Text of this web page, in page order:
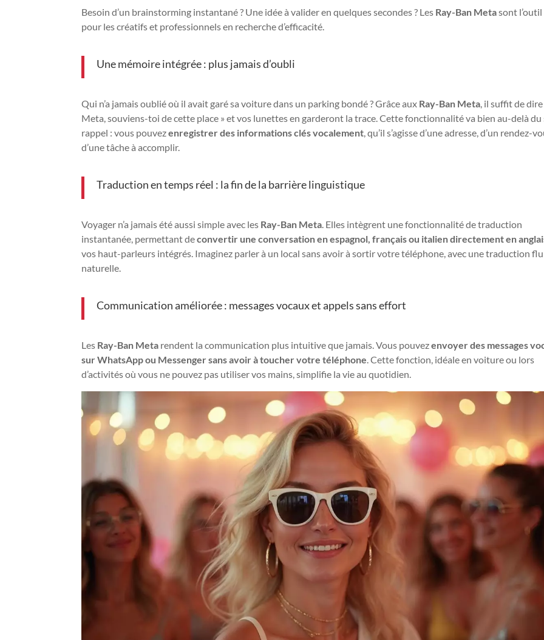
Besoin d’un brainstorming instantané ? Une idée à valider en quelques secondes ? Les Ray-Ban Metasont
pour les créatifs et professionnels en recherche d’efficacité.
Une mémoire intégrée : plus jamais d’oubli
Qui n’a jamais oublié où il avait garé sa voiture dans un parking bondé ? Grâce aux Ray-Ban Meta , il suffit de
Meta, souviens-toi de cette place » et vos lunettes en garderont la trace. Cette fonctionnalité va bien au-delà du
rappel : vous pouvezenregistrer des informations clés vocalement , qu’il s’agisse d’une adresse, d’un rendez-
d’une tâche à accomplir.
Traduction en temps réel : la fin de la barrière linguistique
Voyager n’a jamais été aussi simple avec les Ray-Ban Meta . Elles intègrent une fonctionnalité de traduction
instantanée, permettant deconvertir une conversation en espagnol, français ou italien directement en
vos haut-parleurs intégrés. Imaginez parler à un local sans avoir à sortir votre téléphone, avec une traduction
naturelle.
Communication améliorée : messages vocaux et appels sans effort
Les Ray-Ban Meta rendent la communication plus intuitive que jamais. Vous pouvezenvoyer des messages
sur WhatsApp ou Messenger sans avoir à toucher votre téléphone . Cette fonction, idéale en voiture ou lors
d’activités où vous ne pouvez pas utiliser vos mains, simplifie la vie au quotidien.